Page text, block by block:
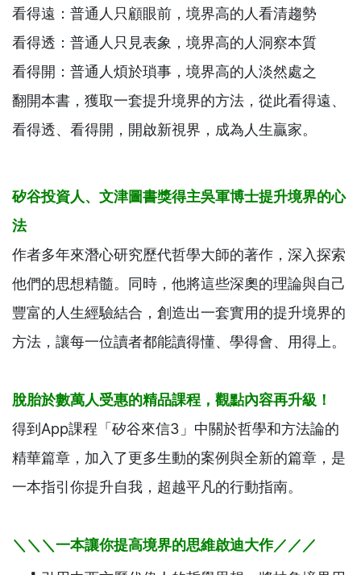
看得遠：普通人只顧眼前，境界高的人看清趨勢
看得透：普通人只見表象，境界高的人洞察本質
看得開：普通人煩於瑣事，境界高的人淡然處之
翻開本書，獲取一套提升境界的方法，從此看得遠、
看得透、看得開，開啟新視界，成為人生贏家。
矽谷投資人、文津圖書獎得主吳軍博士提升境界的心
法
作者多年來潛心研究歷代哲學大師的著作，深入探索
他們的思想精髓。同時，他將這些深奧的理論與自己
豐富的人生經驗結合，創造出一套實用的提升境界的
方法，讓每一位讀者都能讀得懂、學得會、用得上。
脫胎於數萬人受惠的精品課程，觀點內容再升級！
得到App課程「矽谷來信3」中關於哲學和方法論的
精華篇章，加入了更多生動的案例與全新的篇章，是
一本指引你提升自我，超越平凡的行動指南。
＼＼＼一本讓你提高境界的思維啟迪大作／／／